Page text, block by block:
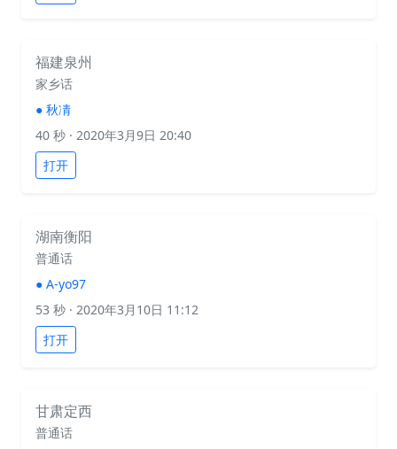
福建泉州
家乡话
● 秋凊
40 秒 · 2020年3月9日 20:40
打开
湖南衡阳
普通话
● A-yo97
53 秒 · 2020年3月10日 11:12
打开
甘肃定西
普通话